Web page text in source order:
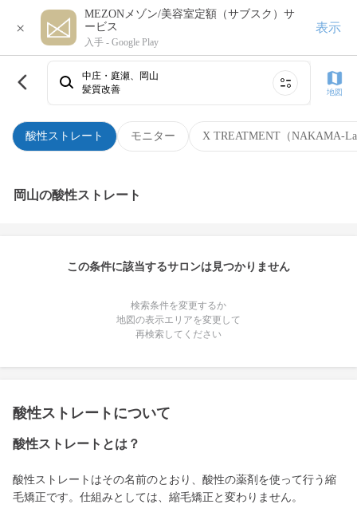
×
MEZONメゾン/美容室定額（サブスク）サ
ービス
入手 - Google Play
表示
酸性ストレート モニター X TREATMENT（NAKAMA-
中庄・庭瀬、岡山
髪質改善
地図
岡山の酸性ストレート
この条件に該当するサロンは見つかりません
検索条件を変更するか
地図の表示エリアを変更して
再検索してください
酸性ストレートについて
酸性ストレートとは？
酸性ストレートはその名前のとおり、酸性の薬剤を使って行う縮
毛矯正です。仕組みとしては、縮毛矯正と変わりません。